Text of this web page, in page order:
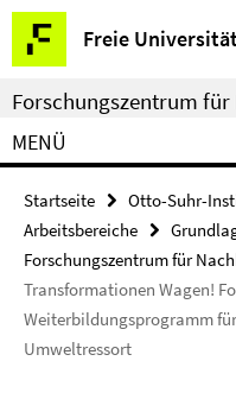
Springe
direkt
zu
Inhalt
Freie
Service-
Navigation
Forschungszentrum
MENÜ
Startseite
Otto-Suhr-
Arbeitsbereiche
Forschungszentrum für
Transformationen Wagen!
Weiterbildungsprogramm
Umweltressort